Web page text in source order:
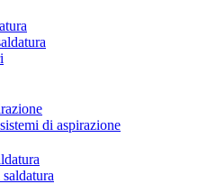
di aspirazione